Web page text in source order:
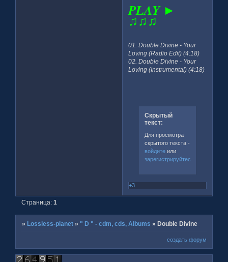
PLAY ►
♫♫♫
01. Double Divine - Your
Loving (Radio Edit) (4:18)
02. Double Divine - Your
Loving (Instrumental) (4:18)
Скрытый
текст:
Для просмотра
скрытого текста -
войдитеили
зарегистрируйтесь
+3
Страница:1
»Lossless-planet » " D " - cdm, cds, Albums »Double Divine
создать форум